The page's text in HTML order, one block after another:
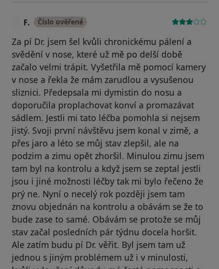
F. Číslo ověřené
Za pí Dr. jsem šel kvůli chronickému pálení a
svědění v nose, které už mě po delší době
začalo velmi trápit. Vyšetřila mě pomocí kamery
v nose a řekla že mám zarudlou a vysušenou
sliznici. Předepsala mi dymistin do nosu a
doporučila proplachovat konví a promazávat
sádlem. Jestli mi tato léčba pomohla si nejsem
jistý. Svoji první návštěvu jsem konal v zimě, a
přes jaro a léto se můj stav zlepšil, ale na
podzim a zimu opět zhoršil. Minulou zimu jsem
tam byl na kontrolu a když jsem se zeptal jestli
jsou i jiné možnosti léčby tak mi bylo řečeno že
prý ne. Nyní o necelý rok později jsem tam
znovu objednán na kontrolu a obávám se že to
bude zase to samé. Obávám se protože se můj
stav začal posledních pár týdnu docela horšit.
Ale zatím budu pí Dr. věřit. Byl jsem tam už
jednou s jiným problémem už i v minulosti,